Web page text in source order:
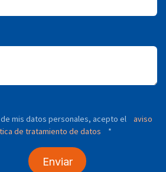
mis datos personales, acepto el
aviso
de tratamiento de datos *
Enviar